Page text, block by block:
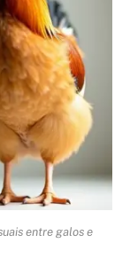
entre galos e